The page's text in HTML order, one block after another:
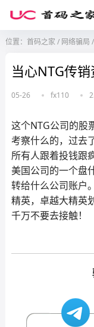
位置： 首码之家 / 网络骗局 /
当心NTG传
05-26 fx110
这个NTG公司的股
考察什么的，过去
所有人跟着投钱跟
美国公司的一个盘
转给什么公司账户
精英，卓越大精英
千万不要去接触！